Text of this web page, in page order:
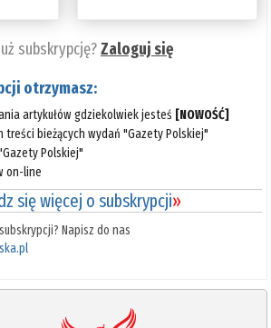
subskrypcję?Zaloguj się
otrzymasz:
artykułów gdziekolwiek jesteś [NOWOŚĆ]
treści bieżących wydań "Gazety Polskiej"
Polskiej"
on-line
się więcej o subskrypcji»
Napisz do nas